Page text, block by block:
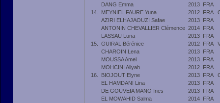
DANG Emma
2013 FRA
14.
MEYNIEL FAURE Yuna 2012 FRA
AZIRI ELHAJAOUZI Safae
2013 FRA
ANTONIN CHEVALLIER Clémence 2014 FRA
LASSAU Luna
2013 FRA
15.
GUIRAL Bérénice 2012 FRA
CHAROIN Lena
2013 FRA
MOUSSA Amel
2013 FRA
MOHCINI Aliyah
2012 FRA
16.
BIOJOUT Elyne 2013 FRA
EL HAMDANI Lina
2013 FRA
DE GOUVEIA MANO Ines
2013 FRA
EL MOWAHID Salma
2014 FRA